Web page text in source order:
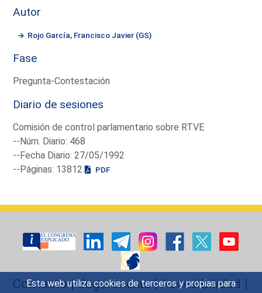
Esta web utiliza cookies de terceros y propias para
Autor
Rojo García, Francisco Javier (GS)
Fase
Pregunta-Contestación
Diario de sesiones
Comisión de control parlamentario sobre RTVE
--Núm. Diario: 468
--Fecha Diario: 27/05/1992
--Páginas: 13812
PDF
Contacto|Sugerencias|Accesibilidad |